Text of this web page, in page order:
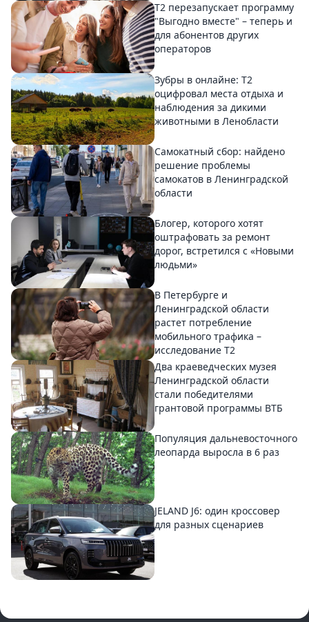
Т2 перезапускает программу
"Выгодно вместе" – теперь и
для абонентов других
операторов
Зубры в онлайне: Т2
оцифровал места отдыха и
наблюдения за дикими
животными в Ленобласти
Самокатный сбор: найдено
решение проблемы
самокатов в Ленинградской
области
Блогер, которого хотят
оштрафовать за ремонт
дорог, встретился с «Новыми
людьми»
В Петербурге и
Ленинградской области
растет потребление
мобильного трафика –
исследование T2
Два краеведческих музея
Ленинградской области
стали победителями
грантовой программы ВТБ
Популяция дальневосточного
леопарда выросла в 6 раз
JELAND J6: один кроссовер
для разных сценариев